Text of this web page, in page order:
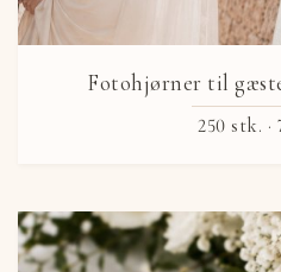
Fotohjørner til
250 stk. ·